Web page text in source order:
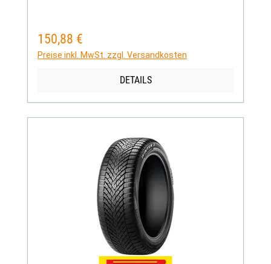
Regulärer Preis:
150,88 €
Preise inkl. MwSt. zzgl. Versandkosten
DETAILS